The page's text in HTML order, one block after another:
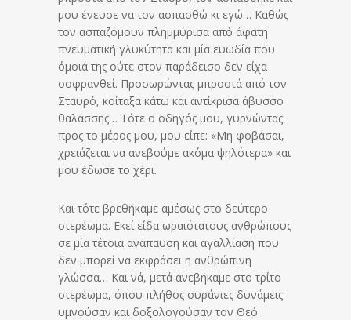
μου ένευσε να τον ασπασθώ κι εγώ… Καθώς
τον ασπαζόμουν πλημμύρισα από άφατη
πνευματική γλυκύτητα και μία ευωδία που
όμοιά της ούτε στον παράδεισο δεν είχα
οσφρανθεί. Προσωρώντας μπροστά από τον
Σταυρό, κοίταξα κάτω και αντίκρισα άβυσσο
θαλάσσης… Τότε ο οδηγός μου, γυρνώντας
προς το μέρος μου, μου είπε: «Μη φοβάσαι,
χρειάζεται να ανεβούμε ακόμα ψηλότερα» και
μου έδωσε το χέρι.
Και τότε βρεθήκαμε αμέσως στο δεύτερο
στερέωμα. Εκεί είδα ωραιότατους ανθρώπους
σε μία τέτοια ανάπαυση και αγαλλίαση που
δεν μπορεί να εκφράσει η ανθρώπινη
γλώσσα… Και νά, μετά ανεβήκαμε στο τρίτο
στερέωμα, όπου πλήθος ουράνιες δυνάμεις
υμνούσαν και δοξολογούσαν τον Θεό.